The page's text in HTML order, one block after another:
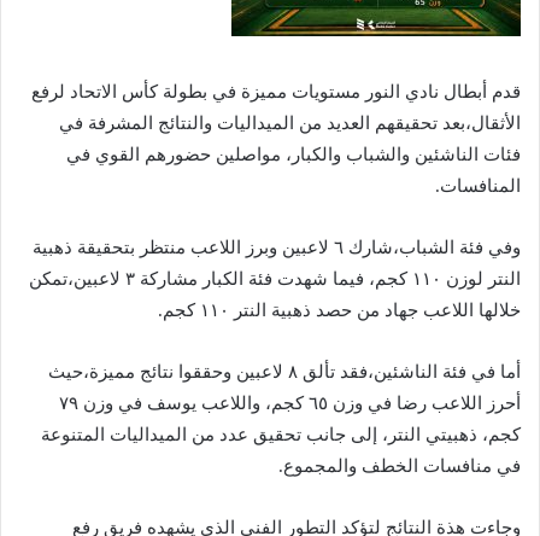
قدم أبطال نادي النور مستويات مميزة في بطولة كأس الاتحاد لرفع
الأثقال،بعد تحقيقهم العديد من الميداليات والنتائج المشرفة في
فئات الناشئين والشباب والكبار، مواصلين حضورهم القوي في
المنافسات.
وفي فئة الشباب،شارك ٦ لاعبين وبرز اللاعب منتظر بتحقيقة ذهبية
النتر لوزن ١١٠ كجم، فيما شهدت فئة الكبار مشاركة ٣ لاعبين،تمكن
خلالها اللاعب جهاد من حصد ذهبية النتر ١١٠ كجم.
أما في فئة الناشئين،فقد تألق ٨ لاعبين وحققوا نتائج مميزة،حيث
أحرز اللاعب رضا في وزن ٦٥ كجم، واللاعب يوسف في وزن ٧٩
كجم، ذهبيتي النتر، إلى جانب تحقيق عدد من الميداليات المتنوعة
في منافسات الخطف والمجموع.
وجاءت هذة النتائج لتؤكد التطور الفني الذي يشهده فريق رفع